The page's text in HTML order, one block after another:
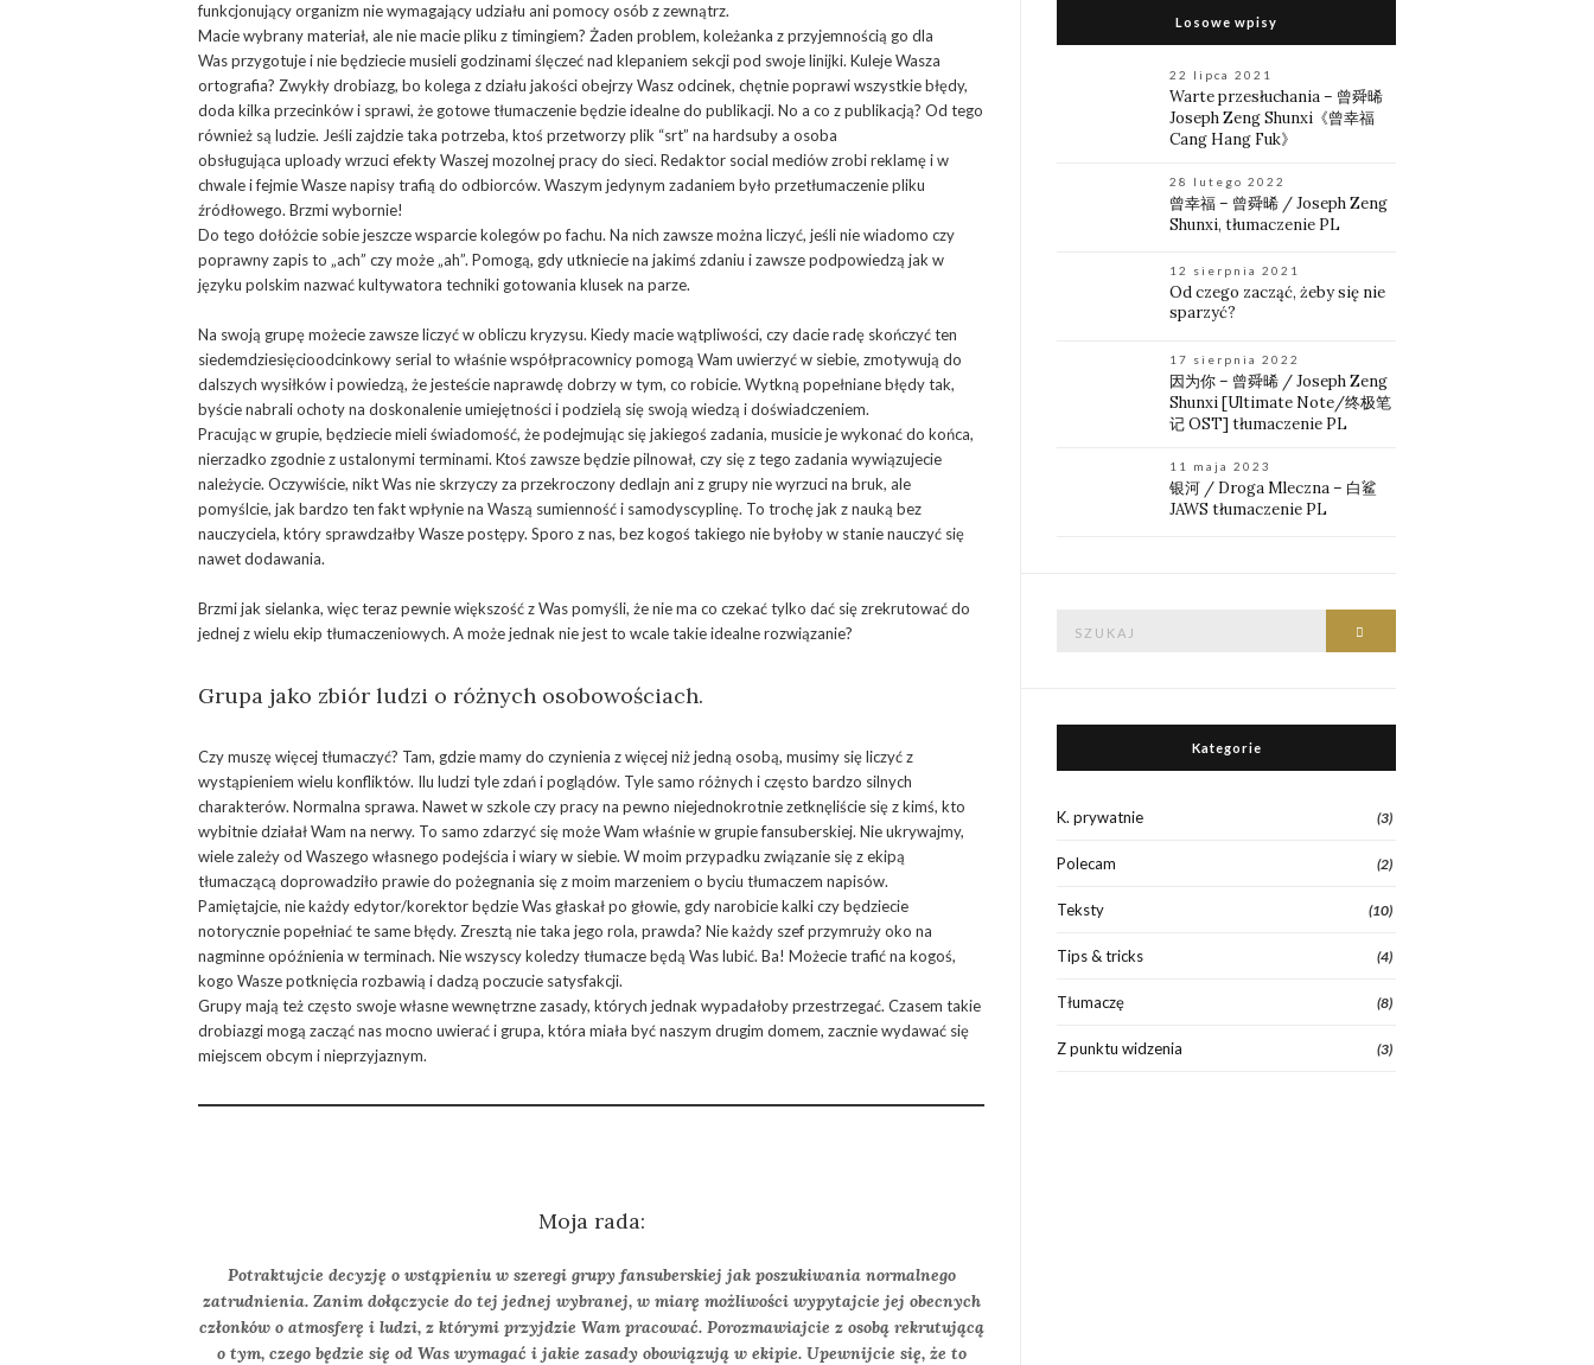
funkcjonujący organizm nie wymagający udziału ani pomocy osób z zewnątrz.
Macie wybrany materiał, ale nie macie pliku z timingiem? Żaden problem, koleżanka z przyjemnością go dla
Was przygotuje i nie będziecie musieli godzinami ślęczeć nad klepaniem sekcji pod swoje linijki. Kuleje Wasza
ortografia? Zwykły drobiazg, bo kolega z działu jakości obejrzy Wasz odcinek, chętnie poprawi wszystkie błędy,
doda kilka przecinków i sprawi, że gotowe tłumaczenie będzie idealne do publikacji. No a co z publikacją? Od tego
również są ludzie. Jeśli zajdzie taka potrzeba, ktoś przetworzy plik “srt” na hardsuby a osoba
obsługująca uploady wrzuci efekty Waszej mozolnej pracy do sieci. Redaktor social mediów zrobi reklamę i w
chwale i fejmie Wasze napisy trafią do odbiorców. Waszym jedynym zadaniem było przetłumaczenie pliku
źródłowego. Brzmi wybornie!
Do tego dołóżcie sobie jeszcze wsparcie kolegów po fachu. Na nich zawsze można liczyć, jeśli nie wiadomo czy
poprawny zapis to „ach” czy może „ah”. Pomogą, gdy utkniecie na jakimś zdaniu i zawsze podpowiedzą jak w
języku polskim nazwać kultywatora techniki gotowania klusek na parze.
Na swoją grupę możecie zawsze liczyć w obliczu kryzysu. Kiedy macie wątpliwości, czy dacie radę skończyć ten
siedemdziesięcioodcinkowy serial to właśnie współpracownicy pomogą Wam uwierzyć w siebie, zmotywują do
dalszych wysiłków i powiedzą, że jesteście naprawdę dobrzy w tym, co robicie. Wytkną popełniane błędy tak,
byście nabrali ochoty na doskonalenie umiejętności i podzielą się swoją wiedzą i doświadczeniem.
Pracując w grupie, będziecie mieli świadomość, że podejmując się jakiegoś zadania, musicie je wykonać do końca,
nierzadko zgodnie z ustalonymi terminami. Ktoś zawsze będzie pilnował, czy się z tego zadania wywiązujecie
należycie. Oczywiście, nikt Was nie skrzyczy za przekroczony dedlajn ani z grupy nie wyrzuci na bruk, ale
pomyślcie, jak bardzo ten fakt wpłynie na Waszą sumienność i samodyscyplinę. To trochę jak z nauką bez
nauczyciela, który sprawdzałby Wasze postępy. Sporo z nas, bez kogoś takiego nie byłoby w stanie nauczyć się
nawet dodawania.
Brzmi jak sielanka, więc teraz pewnie większość z Was pomyśli, że nie ma co czekać tylko dać się zrekrutować do
jednej z wielu ekip tłumaczeniowych. A może jednak nie jest to wcale takie idealne rozwiązanie?
Grupa jako zbiór ludzi o różnych osobowościach.
Czy muszę więcej tłumaczyć? Tam, gdzie mamy do czynienia z więcej niż jedną osobą, musimy się liczyć z
wystąpieniem wielu konfliktów. Ilu ludzi tyle zdań i poglądów. Tyle samo różnych i często bardzo silnych
charakterów. Normalna sprawa. Nawet w szkole czy pracy na pewno niejednokrotnie zetknęliście się z kimś, kto
wybitnie działał Wam na nerwy. To samo zdarzyć się może Wam właśnie w grupie fansuberskiej. Nie ukrywajmy,
wiele zależy od Waszego własnego podejścia i wiary w siebie. W moim przypadku związanie się z ekipą
tłumaczącą doprowadziło prawie do pożegnania się z moim marzeniem o byciu tłumaczem napisów.
Pamiętajcie, nie każdy edytor/korektor będzie Was głaskał po głowie, gdy narobicie kalki czy będziecie
notorycznie popełniać te same błędy. Zresztą nie taka jego rola, prawda? Nie każdy szef przymruży oko na
nagminne opóźnienia w terminach. Nie wszyscy koledzy tłumacze będą Was lubić. Ba! Możecie trafić na kogoś,
kogo Wasze potknięcia rozbawią i dadzą poczucie satysfakcji.
Grupy mają też często swoje własne wewnętrzne zasady, których jednak wypadałoby przestrzegać. Czasem takie
drobiazgi mogą zacząć nas mocno uwierać i grupa, która miała być naszym drugim domem, zacznie wydawać się
miejscem obcym i nieprzyjaznym.
Moja rada:
Potraktujcie decyzję o wstąpieniu w szeregi grupy fansuberskiej jak poszukiwania normalnego
zatrudnienia. Zanim dołączycie do tej jednej wybranej, w miarę możliwości wypytajcie jej obecnych
członków o atmosferę i ludzi, z którymi przyjdzie Wam pracować. Porozmawiajcie z osobą rekrutującą
o tym, czego będzie się od Was wymagać i jakie zasady obowiązują w ekipie. Upewnijcie się, że to
Losowe wpisy
22 lipca 2021
Warte przesłuchania – 曾舜晞
Joseph Zeng Shunxi《曾幸福
Cang Hang Fuk》
28 lutego 2022
曾幸福 – 曾舜晞 / Joseph Zeng
Shunxi, tłumaczenie PL
12 sierpnia 2021
Od czego zacząć, żeby się nie
sparzyć?
17 sierpnia 2022
因为你 – 曾舜晞 / Joseph Zeng
Shunxi [Ultimate Note/终极笔
记 OST] tłumaczenie PL
11 maja 2023
银河 / Droga Mleczna – 白鲨
JAWS tłumaczenie PL
Kategorie
K. prywatnie (3)
Polecam (2)
Teksty (10)
Tips & tricks (4)
Tłumaczę (8)
Z punktu widzenia (3)